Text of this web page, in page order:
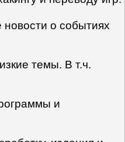
новости о событиях
темы. В т.ч.
и